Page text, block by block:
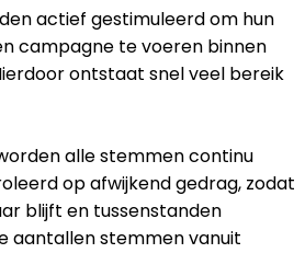
actief gestimuleerd om hun
campagne te voeren binnen
ontstaat snel veel bereik
alle stemmen continu
op afwijkend gedrag, zodat
blijft en tussenstanden
aantallen stemmen vanuit